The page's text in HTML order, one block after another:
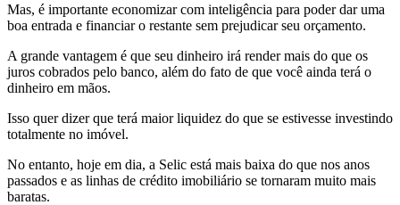
Mas, é importante economizar com inteligência para poder dar uma
boa entrada e financiar o restante sem prejudicar seu orçamento.
A grande vantagem é que seu dinheiro irá render mais do que os
juros cobrados pelo banco, além do fato de que você ainda terá o
dinheiro em mãos.
Isso quer dizer que terá maior liquidez do que se estivesse investindo
totalmente no imóvel.
No entanto, hoje em dia, a Selic está mais baixa do que nos anos
passados e as linhas de crédito imobiliário se tornaram muito mais
baratas.